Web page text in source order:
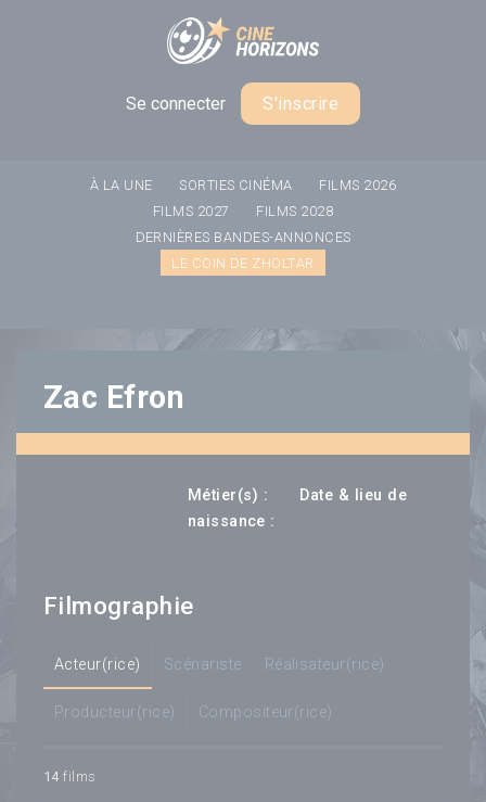
Se connecter S'inscrire
À LA UNE SORTIES CINÉMA
FILMS 2026
FILMS 2027
FILMS 2028
DERNIÈRES BANDES-ANNONCES
LE COIN DE ZHOLTAR
Zac Efron
Métier(s) :
Date & lieu de
naissance :
Filmographie
Acteur(rice) Scénariste Réalisateur(rice)
Producteur(rice) Compositeur(rice)
14 films
Panneau de gestion des cookies